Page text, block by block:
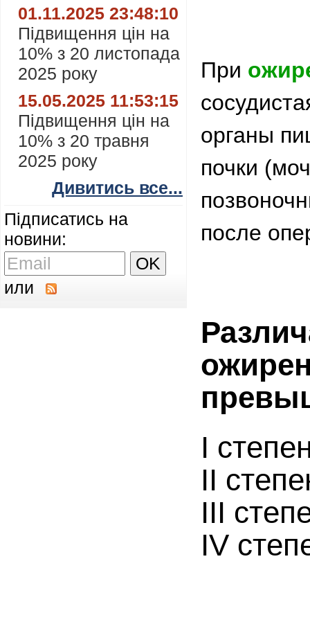
01.11.2025 23:48:10
Підвищення цін на
10% з 20 листопада
2025 року
15.05.2025 11:53:15
Підвищення цін на
10% з 20 травня
2025 року
Дивитись все...
Підписатись на
новини:
или
При
органы
почки
после
I
II
III
IV